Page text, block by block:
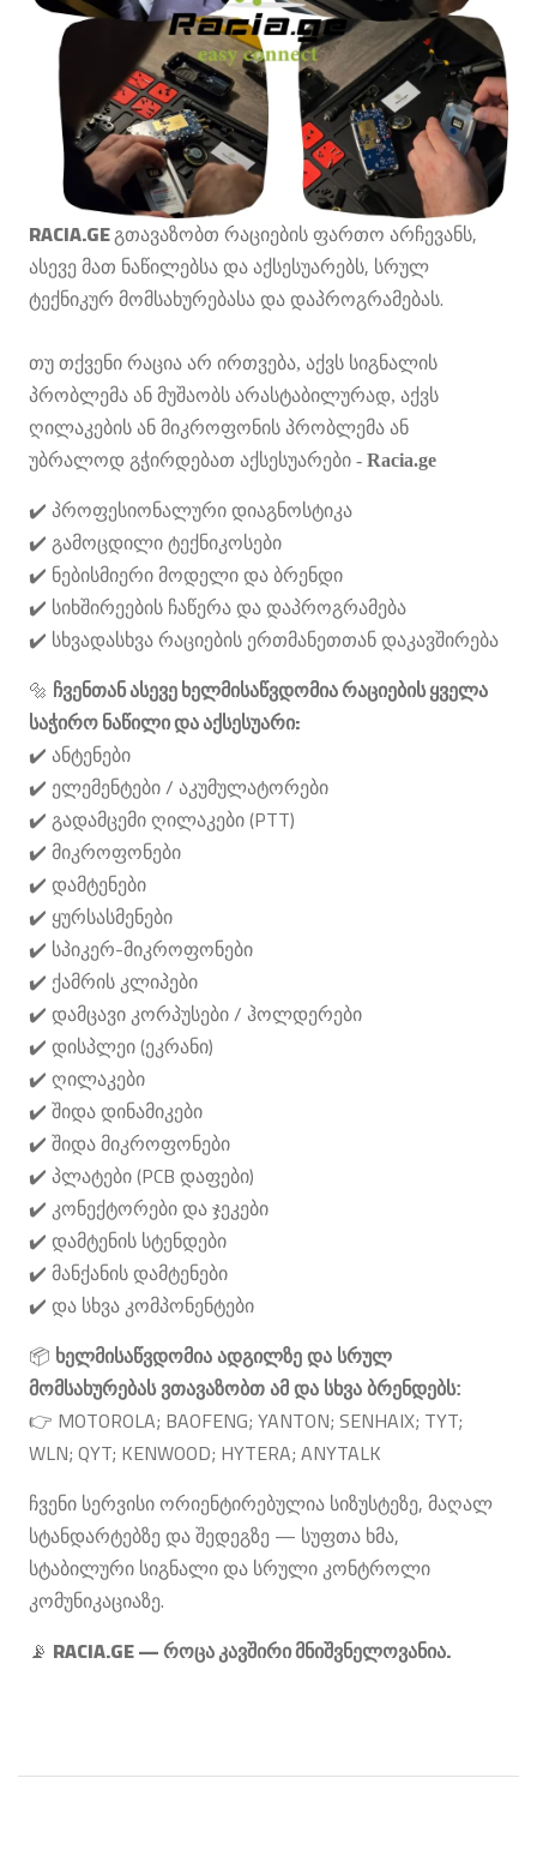
RACIA.GE გთავაზობთ რაციების ფართო არჩევანს,
ასევე მათ ნაწილებსა და აქსესუარებს, სრულ
ტექნიკურ მომსახურებასა და დაპროგრამებას.
თუ თქვენი რაცია არ ირთვება, აქვს სიგნალის
პრობლემა ან მუშაობს არასტაბილურად, აქვს
ღილაკების ან მიკროფონის პრობლემა ან
უბრალოდ გჭირდებათ აქსესუარები - Racia.ge
✔ პროფესიონალური დიაგნოსტიკა
✔ გამოცდილი ტექნიკოსები
✔ ნებისმიერი მოდელი და ბრენდი
✔ სიხშირეების ჩაწერა და დაპროგრამება
✔ ️ სხვადასხვა რაციების ერთმანეთთან დაკავშირება
🔩 ჩვენთანასევე ხელმისაწვდომიარაციების ყველა
საჭირო ნაწილიდააქსესუარი:
✔ ანტენები
✔ ელემენტები / აკუმულატორები
✔ გადამცემი ღილაკები (PTT)
✔ მიკროფონები
✔ დამტენები
✔ ყურსასმენები
✔ სპიკერ-მიკროფონები
✔ ქამრის კლიპები
✔ დამცავი კორპუსები / ჰოლდერები
✔ დისპლეი (ეკრანი)
✔ ღილაკები
✔ შიდა დინამიკები
✔ შიდა მიკროფონები
✔ პლატები (PCB დაფები)
✔ კონექტორები და ჯეკები
✔ დამტენის სტენდები
✔ მანქანის დამტენები
✔ და სხვა კომპონენტები
📦 ხელმისაწვდომია ადგილზე და სრულ
მომსახურებას ვთავაზობთ ამ და სხვა ბრენდებს:
👉 MOTOROLA; BAOFENG; YANTON; SENHAIX; TYT;
WLN; QYT; KENWOOD; HYTERA; ANYTALK
ჩვენი სერვისი ორიენტირებულია სიზუსტეზე, მაღალ
სტანდარტებზე და შედეგზე — სუფთა ხმა,
სტაბილური სიგნალი და სრული კონტროლი
კომუნიკაციაზე.
📡 RACIA.GE — როცა კავშირიმნიშვნელოვანია.